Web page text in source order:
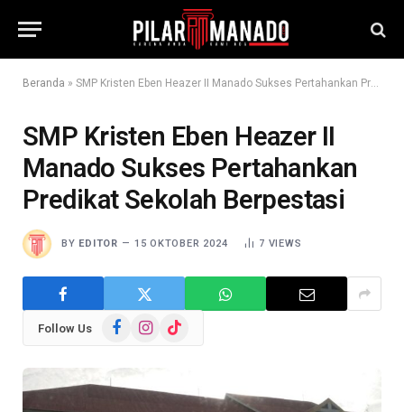
Beranda » SMP Kristen Eben Heazer II Manado Sukses Pertahankan Predikat Sekolah Berpestasi
SMP Kristen Eben Heazer II
Manado Sukses Pertahankan
Predikat Sekolah Berpestasi
BY EDITOR 15 OKTOBER 2024 7 VIEWS
Follow Us FacebookInstagram
TikTok